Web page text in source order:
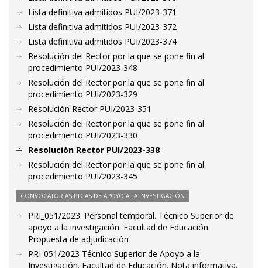
Lista definitiva admitidos PUI/2023-371
Lista definitiva admitidos PUI/2023-372
Lista definitiva admitidos PUI/2023-374
Resolución del Rector por la que se pone fin al
procedimiento PUI/2023-348
Resolución del Rector por la que se pone fin al
procedimiento PUI/2023-329
Resolución Rector PUI/2023-351
Resolución del Rector por la que se pone fin al
procedimiento PUI/2023-330
Resolución Rector PUI/2023-338
Resolución del Rector por la que se pone fin al
procedimiento PUI/2023-345
CONVOCATORIAS PTGAS DE APOYO A LA INVESTIGACIÓN
PRI_051/2023. Personal temporal. Técnico Superior de
apoyo a la investigación. Facultad de Educación.
Propuesta de adjudicación
PRI-051/2023 Técnico Superior de Apoyo a la
Investigación. Facultad de Educación. Nota informativa.